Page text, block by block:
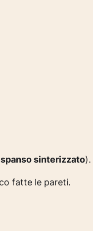
sinterizzato).
fatte le pareti.